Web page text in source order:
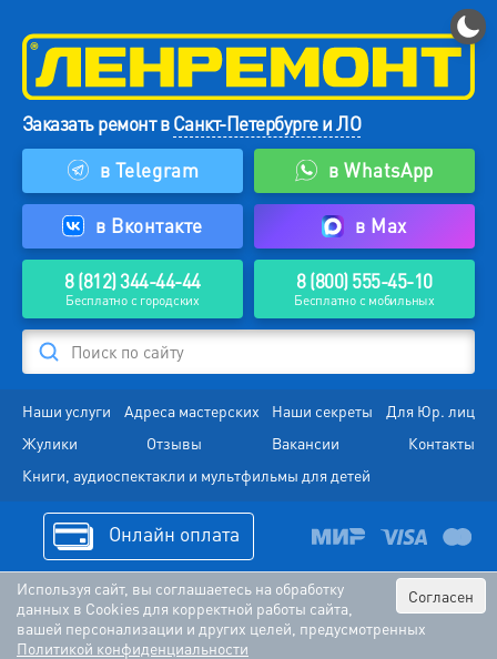
Заказать ремонт вСанкт-Петербурге и ЛО
в Telegram
в WhatsApp
в Вконтакте в Max
8 (812) 344-44-44
Бесплатно с городских
8 (800) 555-45-10
Бесплатно с мобильных
Поиск по сайту
Наши услуги Адреса мастерских Наши секреты
Для Юр. лиц
Жулики
Отзывы Вакансии
Контакты
Книги, аудиоспектакли и мультфильмы для детей
Онлайн оплата
Согласен
Используя сайт, вы соглашаетесь на обработку
данных в Cookies для корректной работы сайта,
вашей персонализации и других целей, предусмотренных
Политикой конфиденциальности